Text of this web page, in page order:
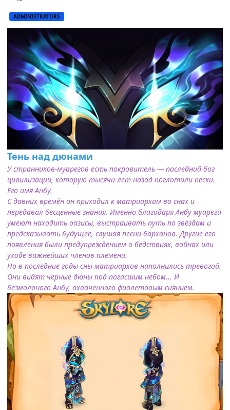
ADMINISTRATORS
Тень над дюнами
У странников-муарегов есть покровитель — последний бог
цивилизации, которую тысячи лет назад поглотили пески.
Его имя Анбу.
С давних времён он приходил к матриархам во снах и
передавал бесценные знания. Именно благодаря Анбу муареги
умеют находить оазисы, выстраивать путь по звёздам и
предсказывать будущее, слушая песни барханов. Другие его
появления были предупреждением о бедствиях, войнах или
уходе важнейших членов племени.
Но в последние годы сны матриархов наполнились тревогой.
Они видят чёрные дюны под погасшим небом... И
безмолвного Анбу, охваченного фиолетовым сиянием.